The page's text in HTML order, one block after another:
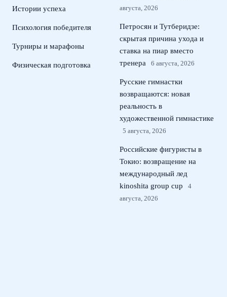
Истории успеха
Психология победителя
Турниры и марафоны
Физическая подготовка
августа, 2026
Петросян и Тутберидзе:
скрытая причина ухода и
ставка на пиар вместо
тренера
6 августа, 2026
Русские гимнастки
возвращаются: новая
реальность в
художественной гимнастике
5 августа, 2026
Российские фигуристы в
Токио: возвращение на
международный лед
kinoshita group cup
4
августа, 2026